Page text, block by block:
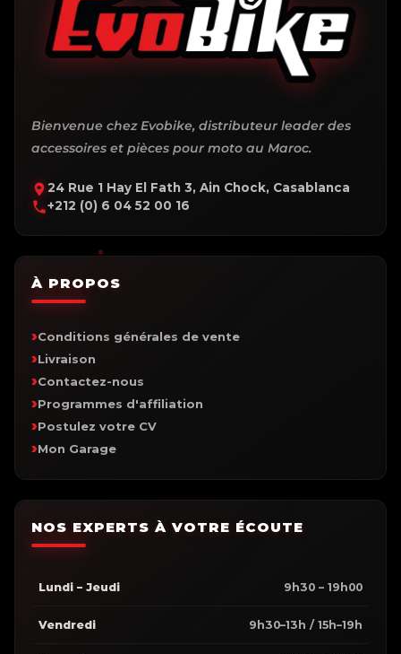
Bienvenue chez Evobike, distributeur leader des
accessoires et pièces pour moto au Maroc.
24 Rue 1 Hay El Fath 3, Ain Chock, Casablanca
+212 (0) 6 04 52 00 16
À PROPOS
Conditions générales de vente
Livraison
Contactez-nous
Programmes d'affiliation
Postulez votre CV
Mon Garage
NOS EXPERTS À VOTRE ÉCOUTE
Lundi – Jeudi 9h30 – 19h00
Vendredi 9h30–13h / 15h–19h